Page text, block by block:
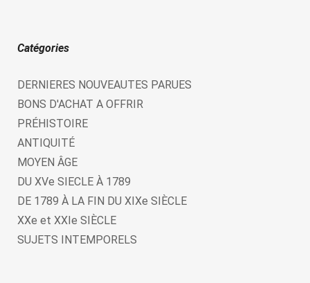
Catégories
DERNIERES NOUVEAUTES PARUES
BONS D'ACHAT A OFFRIR
PRÉHISTOIRE
ANTIQUITÉ
MOYEN ÂGE
DU XVe SIECLE À 1789
DE 1789 À LA FIN DU XIXe SIÈCLE
XXe et XXIe SIÈCLE
SUJETS INTEMPORELS